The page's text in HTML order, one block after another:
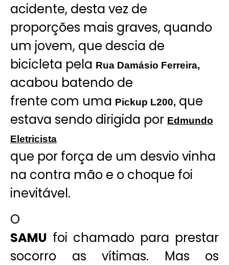
acidente, desta vez de
proporções mais graves, quando
um jovem, que descia de
bicicleta pela Rua Damásio Ferreira,
acabou batendo de
frente com uma Pickup L200, que
estava sendo dirigida por Edmundo
Eletricista
que por força de um desvio vinha
na contra mão e o choque foi
inevitável.
O
SAMU foi chamado para prestar
socorro as vítimas. Mas os